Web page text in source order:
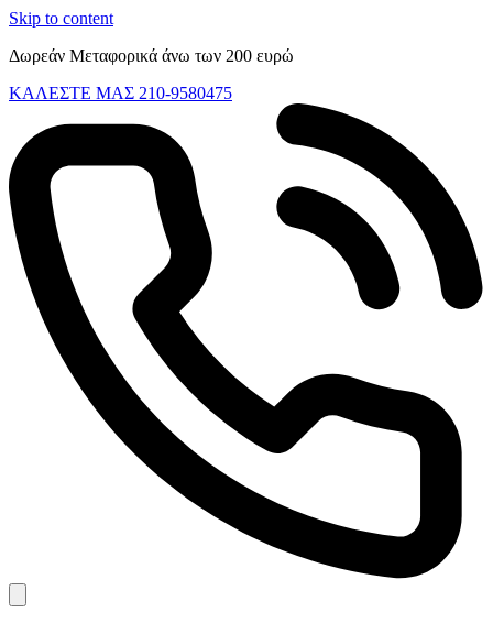
Skip to content
Δωρεάν Μεταφορικά άνω των 200 ευρώ
ΚΑΛΕΣΤΕ ΜΑΣ 210-9580475